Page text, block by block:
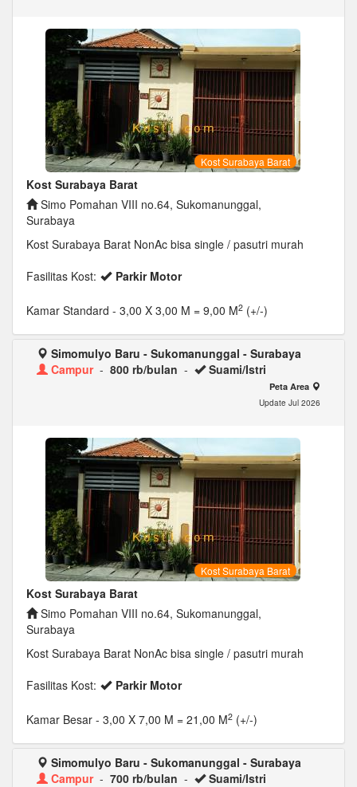
Kost Surabaya Barat
Kost Surabaya Barat
Simo Pomahan VIII no.64, Sukomanunggal,
Surabaya
Kost Surabaya Barat NonAc bisa single / pasutri murah
Fasilitas Kost:
Parkir Motor
Kamar Standard - 3,00 X 3,00 M = 9,00 M2 (+/-)
Simomulyo Baru - Sukomanunggal - Surabaya
Campur- 800 rb/bulan - Suami/Istri
Peta Area
Update Jul 2026
Kost Surabaya Barat
Kost Surabaya Barat
Simo Pomahan VIII no.64, Sukomanunggal,
Surabaya
Kost Surabaya Barat NonAc bisa single / pasutri murah
Fasilitas Kost:
Parkir Motor
Kamar Besar - 3,00 X 7,00 M = 21,00 M2 (+/-)
Simomulyo Baru - Sukomanunggal - Surabaya
Campur- 700 rb/bulan - Suami/Istri